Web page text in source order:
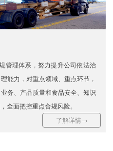
管理体系，努力提升公司依法治
能力，对重点领域、重点环节，
务、产品质量和食品安全、知识
全面把控重点合规风险。
了解详情→